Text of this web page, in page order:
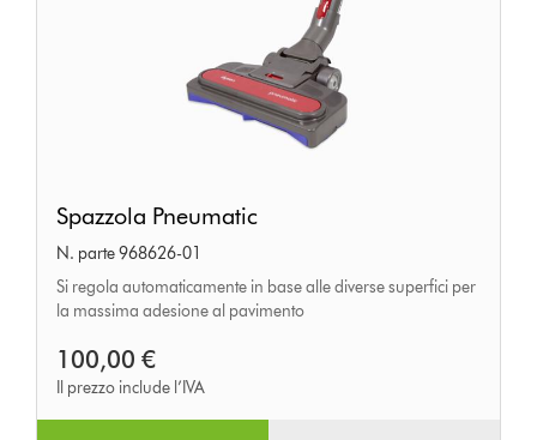
Pneumatic
Spazzola Pneumatic
N. parte 968626-01
Si regola automaticamente in base alle diverse superfici per
la massima adesione al pavimento
100,00 €
Il prezzo include l’IVA